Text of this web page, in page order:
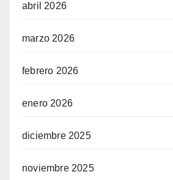
abril 2026
marzo 2026
febrero 2026
enero 2026
diciembre 2025
noviembre 2025